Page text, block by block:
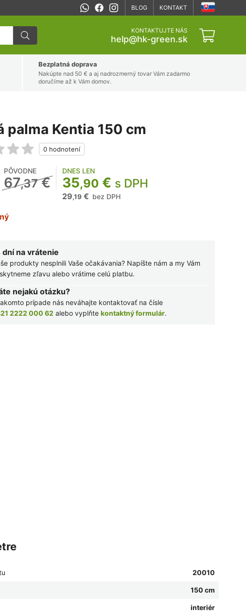
BLOG
KONTAKT
KONTAKTUJTE NÁS
help@hk-green.sk
Bezplatná doprava
Nakúpte nad 50 € a aj nadrozmerný tovar Vám zadarmo
doručíme až k Vám domov.
palma Kentia 150 cm
PÔVODNE
67,37€
DNES LEN
35,90 € s DPH
29,19 € bez DPH
dní na vrátenie
produkty nesplnili Vaše očakávania? Napíšte nám a my Vám
zľavu alebo vrátime celú platbu.
nejakú otázku?
prípade nás neváhajte kontaktovať na čísle
2222 000 62 alebo vyplňte kontaktný formulár.
20010
150 cm
interiér